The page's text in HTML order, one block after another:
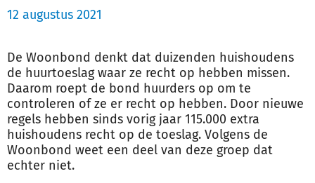
12 augustus 2021
De Woonbond denkt dat duizenden huishoudens
de huurtoeslag waar ze recht op hebben missen.
Daarom roept de bond huurders op om te
controleren of ze er recht op hebben. Door nieuwe
regels hebben sinds vorig jaar 115.000 extra
huishoudens recht op de toeslag. Volgens de
Woonbond weet een deel van deze groep dat
echter niet.